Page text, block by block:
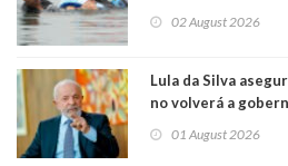
02 August 2026
Lula da Silva
no volverá a
01 August 2026